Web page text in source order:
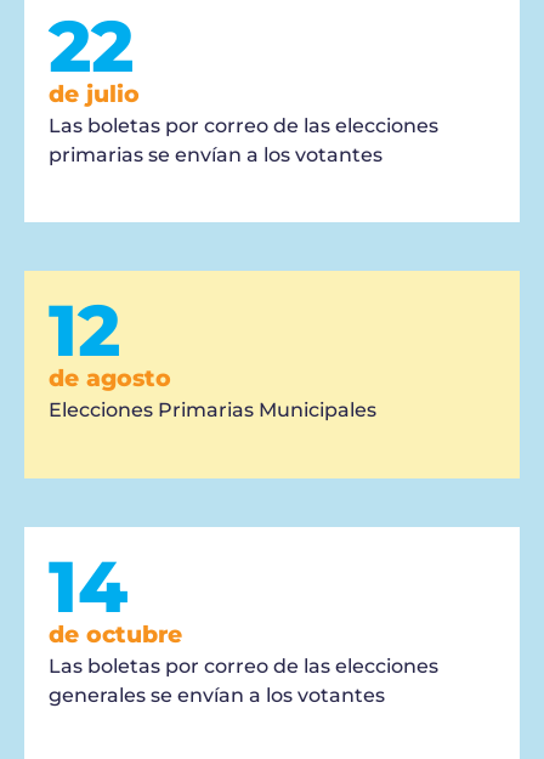
22
de julio
Las boletas por correo de las elecciones
primarias se envían a los votantes
12
de agosto
Elecciones Primarias Municipales
14
de octubre
Las boletas por correo de las elecciones
generales se envían a los votantes